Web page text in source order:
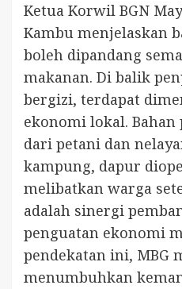
Ketua Korwil BGN
Kambu menjelaskan
boleh dipandang
makanan. Di balik
bergizi, terdapat
ekonomi lokal.
dari petani dan
kampung, dapur
melibatkan warga
adalah sinergi
penguatan ekonomi
pendekatan ini, MBG
menumbuhkan